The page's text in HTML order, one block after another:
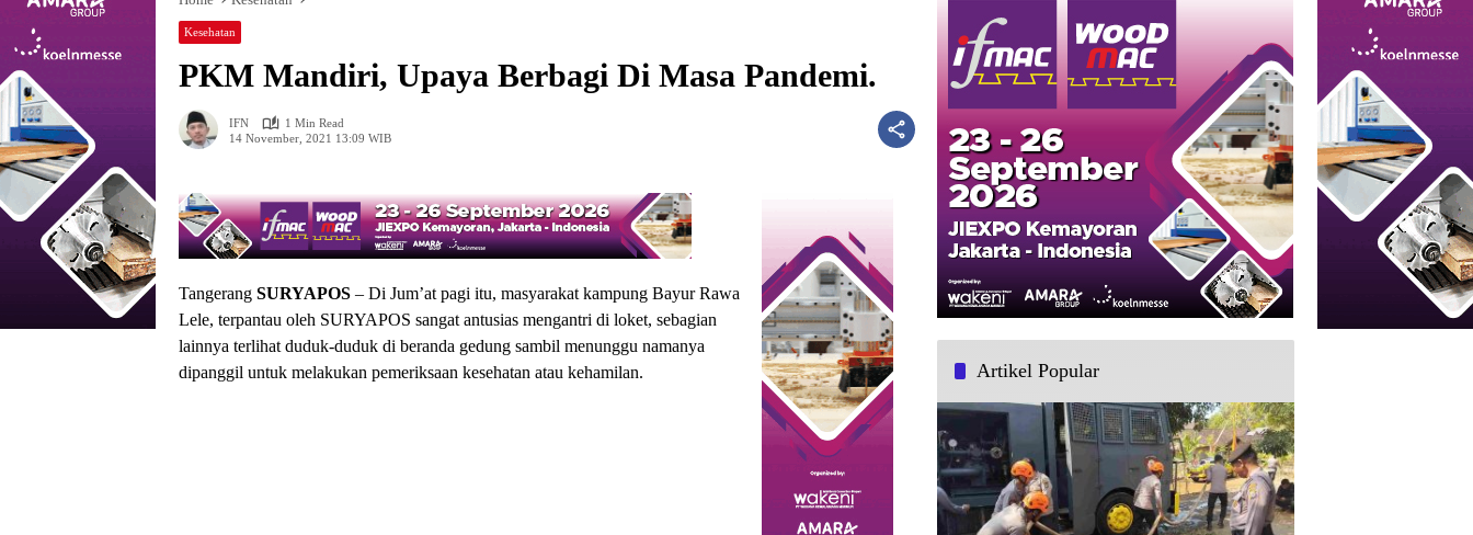
Kesehatan
PKM Mandiri, Upaya Berbagi Di Masa Pandemi.
IFN
1 Min Read
14 November, 2021 13:09 WIB
Tangerang SURYAPOS – Di Jum’at pagi itu, masyarakat kampung Bayur Rawa
Lele, terpantau oleh SURYAPOS sangat antusias mengantri di loket, sebagian
lainnya terlihat duduk-duduk di beranda gedung sambil menunggu namanya
dipanggil untuk melakukan pemeriksaan kesehatan atau kehamilan.
Artikel Popular